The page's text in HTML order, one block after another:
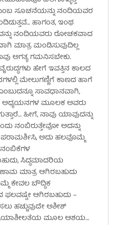
ಸೂಚನೆಯನ್ನು ನಂದಿಯವರ
ಹಾಗಂತ, ಇಂಥ
ನಂದಿಯವರು ರೋಚಕವಾದ
ಮಾತ್ರ ಮಂಡಿಸುವುದಿಲ್ಲ
ಅಗತ್ಯ ಗಮನಿಸಬೇಕು.
ಹೇಗೆ ಇವತ್ತಿನ ಕಾಲದ
ಮೇಲುಗಣ್ಣಿಗೆ ಕಾಣದ ಹಾಗೆ
ಸಾವಧಾನವಾಗಿ,
ಅಧ್ಯಯನಗಳ ಮೂಲಕ ಅವರು
ಹೀಗೆ, ನಾವು ಯಾವುದನ್ನು
ನಂಬಿರುತ್ತೇವೋ ಅದನ್ನು
ಪರಾಮರ್ಶಿಸಿ, ಅದು ಹಲವೊಮ್ಮೆ
ಸಿದ್ಧಮಾದರಿಯ
ಮಾತ್ರ ಆಗಿರಬಹುದು
ಕೇವಲ ಬೌದ್ಧಿಕ
ಆಗಿರಬಹುದು –
ಹಚ್ಚುವುದೇ ಅಶೀಶ್
ಮೂಲ ಆಶಯ…